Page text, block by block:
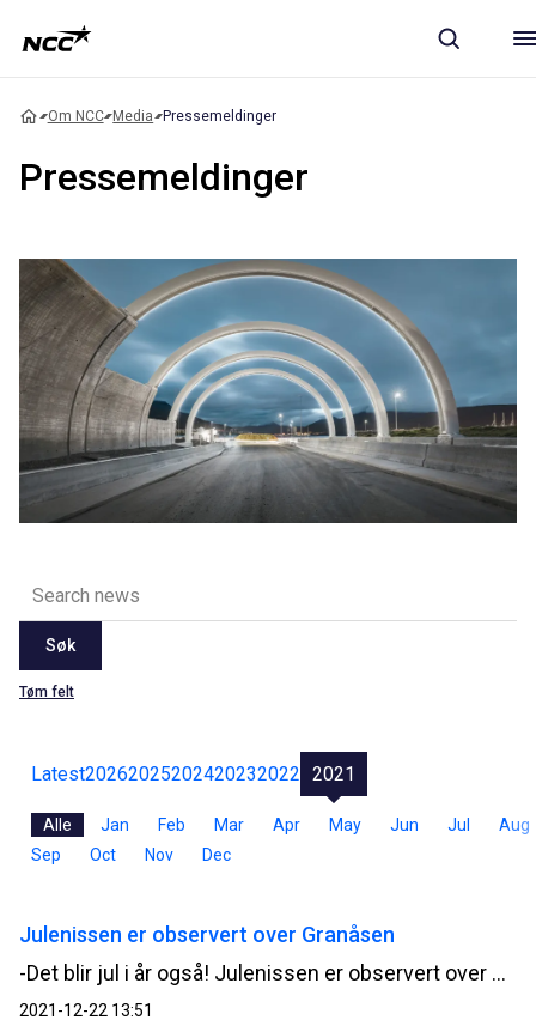
Om NCC Media Pressemeldinger
Pressemeldinger
Søk
Tøm felt
Latest20262025202420232022 2021
Alle Jan Feb Mar Apr May Jun Jul
Aug
Sep
Oct Nov Dec
Julenissen er observert over Granåsen
-Det blir jul i år også! Julenissen er observert over Granåsen i Trondheim. Det kan pressesjef og nisseobservatør i NCC, Tor Heimdahl, fortelle.
2021-12-22 13:51